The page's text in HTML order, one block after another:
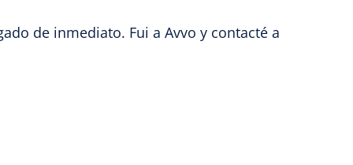
de inmediato. Fui a Avvo y contacté a